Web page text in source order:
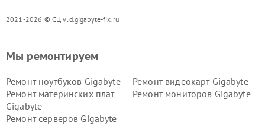
2021-2026 © СЦ vld.gigabyte-fix.ru
Мы ремонтируем
Ремонт ноутбуков Gigabyte
Ремонт видеокарт Gigabyte
Ремонт материнских плат
Gigabyte
Ремонт мониторов Gigabyte
Ремонт серверов Gigabyte